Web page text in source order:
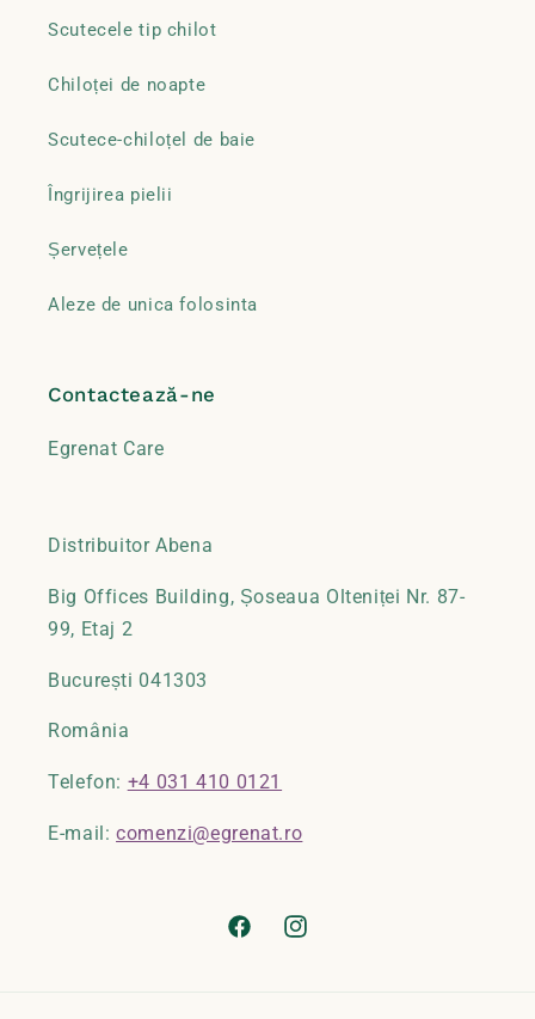
Scutecele tip chilot
Chiloței de noapte
Scutece-chiloțel de baie
Îngrijirea pielii
Șervețele
Aleze de unica folosinta
Contactează-ne
Egrenat Care
Distribuitor Abena
Big Offices Building, Șoseaua Olteniței Nr. 87-
99, Etaj 2
București 041303
România
Telefon: +4 031 410 0121
E-mail:comenzi@egrenat.ro
FacebookInstagram